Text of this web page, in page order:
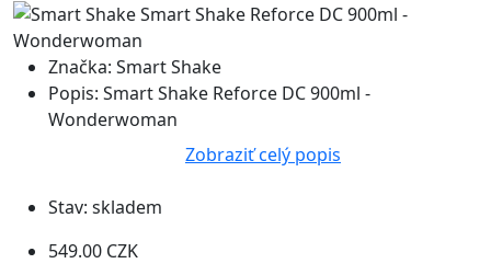
Značka: Smart Shake
Popis: Smart Shake Reforce DC 900ml -
Wonderwoman
Zobraziť celý popis
Stav: skladem
549.00 CZK